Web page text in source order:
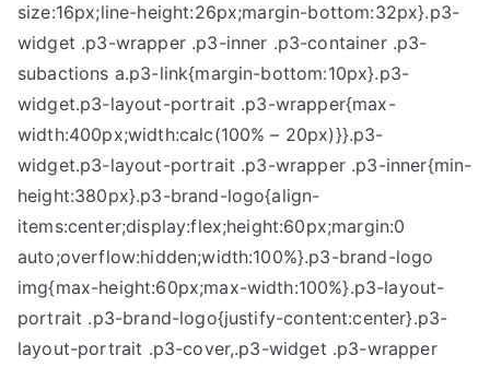
size:16px;line-height:26px;margin-bottom:32px}.p3-
widget .p3-wrapper .p3-inner .p3-container .p3-
subactions a.p3-link{margin-bottom:10px}.p3-
widget.p3-layout-portrait .p3-wrapper{max-
width:400px;width:calc(100% – 20px)}}.p3-
widget.p3-layout-portrait .p3-wrapper .p3-inner{min-
height:380px}.p3-brand-logo{align-
items:center;display:flex;height:60px;margin:0
auto;overflow:hidden;width:100%}.p3-brand-logo
img{max-height:60px;max-width:100%}.p3-layout-
portrait .p3-brand-logo{justify-content:center}.p3-
layout-portrait .p3-cover,.p3-widget .p3-wrapper